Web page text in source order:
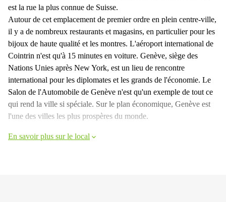
est la rue la plus connue de Suisse.
Autour de cet emplacement de premier ordre en plein centre-ville,
il y a de nombreux restaurants et magasins, en particulier pour les
bijoux de haute qualité et les montres. L'aéroport international de
Cointrin n'est qu'à 15 minutes en voiture. Genève, siège des
Nations Unies après New York, est un lieu de rencontre
international pour les diplomates et les grands de l'économie. Le
Salon de l'Automobile de Genève n'est qu'un exemple de tout ce
qui rend la ville si spéciale. Sur le plan économique, Genève est
l'une des villes les plus prospères du monde.
En savoir plus sur le local